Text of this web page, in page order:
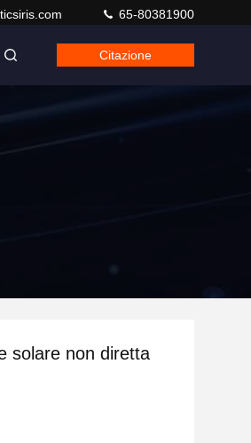
65-80381900
Citazione
solare non diretta